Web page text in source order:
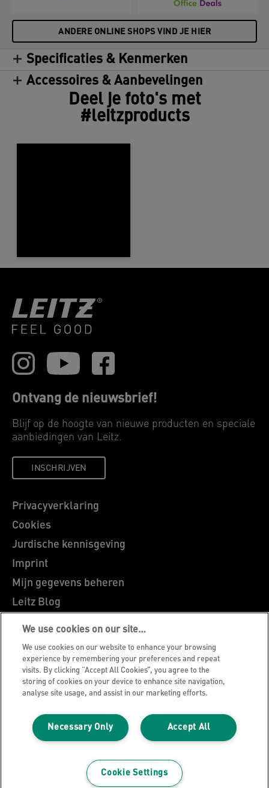
ANDERE ONLINE SHOPS VIND JE HIER
Specificaties & Kenmerken
Accessoires & Aanbevelingen
Deel je foto's met
#leitzproducts
Ontvang de nieuwsbrief!
Blijf op de hoogte van nieuwe producten en speciale
aanbiedingen van Leitz.
INSCHRIJVEN
Privacyverklaring
Cookies
Jurdische kennisgeving
Imprint
Mijn gegevens beheren
Leitz Blog
Vacatures
Leitz EasyPrint
Klantenservice
Richtlijnen bij recycling van verpakkingen
Garantievoorwaarden
Conformiteitsverklaringen
Sitemap
©2026 ACCO Brands
We use cookies on our site…
We use cookies on our website to enhance your browsing
experience by remembering your preferences and repeat
visits. By clicking “Accept All Cookies”, you agree to the
storing of cookies on your device to enhance site navigation,
analyse site usage, and assist in our marketing efforts.
Accept All
Necessary Only
Cookie Settings